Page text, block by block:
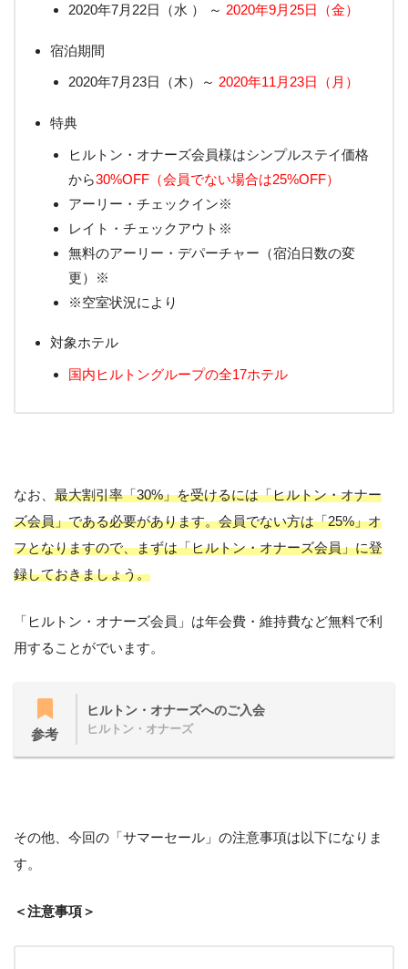
2020年7月22日（水 ） ～ 2020年9月25日（金）
宿泊期間
2020年7月23日（木）～ 2020年11月23日（月）
特典
ヒルトン・オナーズ会員様はシンプルステイ価格
から30%OFF（会員でない場合は25%OFF）
アーリー・チェックイン※
レイト・チェックアウト※
無料のアーリー・デパーチャー（宿泊日数の変
更）※
※空室状況により
対象ホテル
国内ヒルトングループの全17ホテル
なお、 最大割引率「30%」を受けるには「ヒルトン・オナー
ズ会員」である必要があります。会員でない方は「25%」オ
フとなりますので、まずは「ヒルトン・オナーズ会員」に登
録しておきましょう。
「ヒルトン・オナーズ会員」は年会費・維持費など無料で利
用することがでいます。
参考
ヒルトン・オナーズへのご入会
ヒルトン・オナーズ
その他、今回の「サマーセール」の注意事項は以下になりま
す。
＜注意事項＞